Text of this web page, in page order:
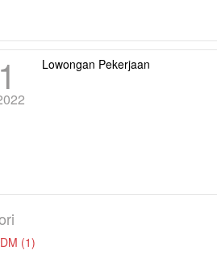
Lowongan Pekerjaan
(1)